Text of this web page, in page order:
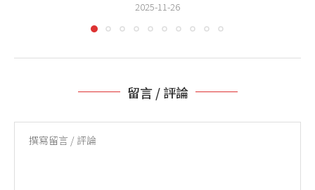
2025-11-26
留言 / 評論